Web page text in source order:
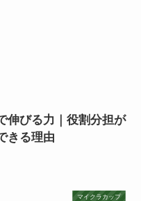
伸びる力｜役割分担が
きる理由
マイクラカップ